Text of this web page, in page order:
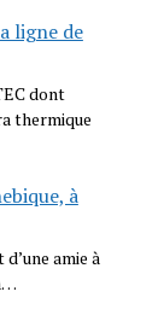
ligne de
dont
thermique
à
amie à